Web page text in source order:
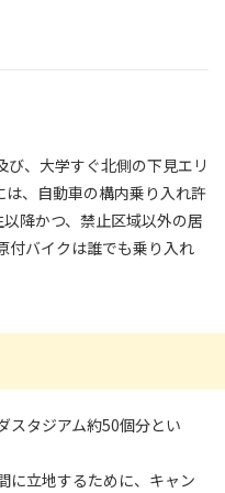
、大学すぐ北側の下見エリ
、自動車の構内乗り入れ許
降かつ、禁止区域以外の居
付バイクは誰でも乗り入れ
スタジアム約50個分とい
に立地するために、キャン